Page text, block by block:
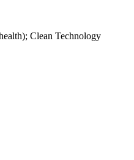
Clean Technology